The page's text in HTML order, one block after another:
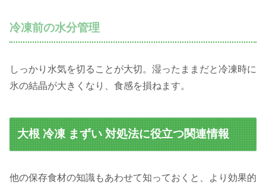
冷凍前の水分管理
しっかり水気を切ることが大切。湿ったままだと冷凍時に
氷の結晶が大きくなり、食感を損ねます。
大根 冷凍 まずい 対処法に役立つ関連情報
他の保存食材の知識もあわせて知っておくと、より効果的